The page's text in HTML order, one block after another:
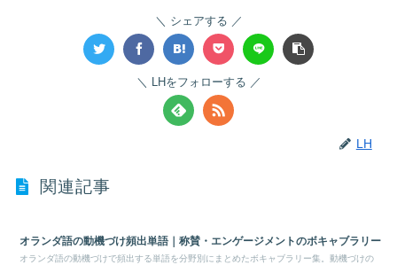
シェアする
LHをフォローする
LH
関連記事
オランダ語の動機づけ頻出単語｜称賛・エンゲージメントのボキャブラリー
オランダ語の動機づけで頻出する単語を分野別にまとめたボキャブラリー集。動機づけの